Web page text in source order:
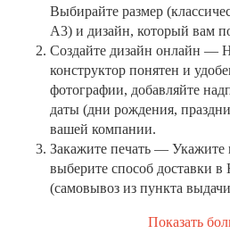
Выбирайте размер
A3) и дизайн, который вам
Создайте дизайн онлайн —
конструктор понятен и
фотографии, добавляйте
даты (дни рождения,
вашей компании.
Закажите печать — Укажите
выберите способ доставки
(самовывоз из пункта
Показать